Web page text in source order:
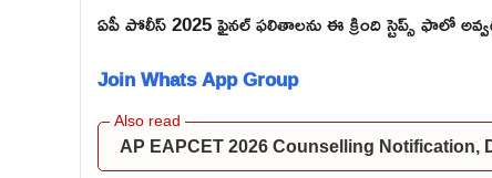
ఏపీ పోలీస్ 2025 ఫైనల్ ఫలితాలను ఈ క్రింది స్టెప్స్ ఫాలో
Join Whats App Group
AP EAPCET 2026 Counselling Notification,